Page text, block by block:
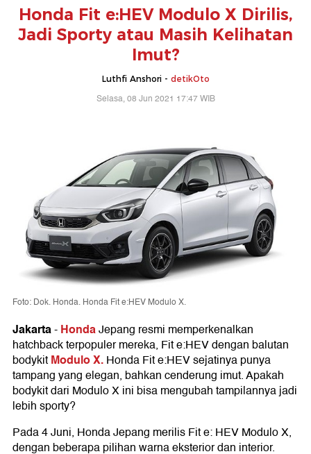
Honda Fit e:HEV Modulo X Dirilis,
Jadi Sporty atau Masih Kelihatan
Imut?
Luthfi Anshori - detikOto
Selasa, 08 Jun 2021 17:47 WIB
Foto: Dok. Honda. Honda Fit e:HEV Modulo X.
Jakarta-HondaJepang resmi memperkenalkan
hatchback terpopuler mereka, Fit e:HEV dengan balutan
bodykitModulo X.Honda Fit e:HEV sejatinya punya
tampang yang elegan, bahkan cenderung imut. Apakah
bodykit dari Modulo X ini bisa mengubah tampilannya jadi
lebih sporty?
Pada 4 Juni, Honda Jepang merilis Fit e: HEV Modulo X,
dengan beberapa pilihan warna eksterior dan interior.